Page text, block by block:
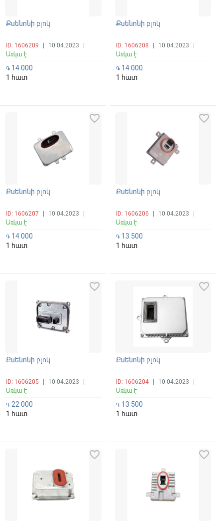
Քսենոնի բլոկ
ID: 1606209 10.04.2023
Առկա է
֏ 14 000
1 հատ
Քսենոնի բլոկ
ID: 1606208 10.04.2023
Առկա է
֏14 000
1 հատ
Քսենոնի բլոկ
ID: 1606207 10.04.2023
Առկա է
favorite_border
֏ 14 000
1 հատ
Քսենոնի բլոկ
ID: 1606206 10.04.2023
Առկա է
favorite_border
֏13 500
1 հատ
Քսենոնի բլոկ
ID: 1606205 10.04.2023
Առկա է
favorite_border
֏ 22 000
1 հատ
Քսենոնի բլոկ
ID: 1606204 10.04.2023
Առկա է
favorite_border
֏13 500
1 հատ
favorite_border favorite_border